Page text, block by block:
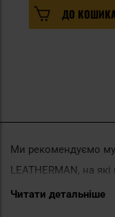
ДО
Читати детальніше
Ми рекомендуємо
LEATHERMAN, на
виробника. Широкий